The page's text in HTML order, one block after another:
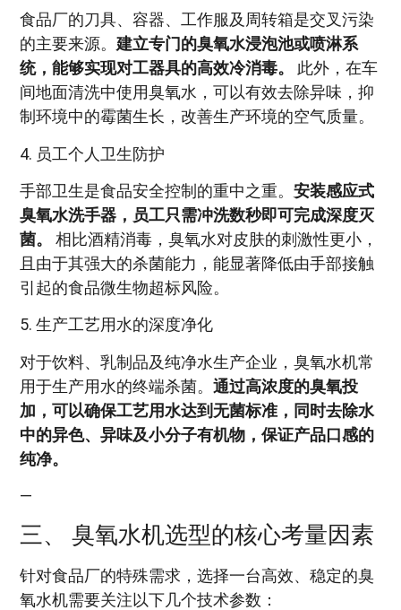
食品厂的刀具、容器、工作服及周转箱是交叉污染
的主要来源。 建立专门的臭氧水浸泡池或喷淋系
统，能够实现对工器具的高效冷消毒。
此外，在车
间地面清洗中使用臭氧水，可以有效去除异味，抑
制环境中的霉菌生长，改善生产环境的空气质量。
4. 员工个人卫生防护
手部卫生是食品安全控制的重中之重。 安装感应式
臭氧水洗手器，员工只需冲洗数秒即可完成深度灭
菌。
相比酒精消毒，臭氧水对皮肤的刺激性更小，
且由于其强大的杀菌能力，能显著降低由手部接触
引起的食品微生物超标风险。
5. 生产工艺用水的深度净化
对于饮料、乳制品及纯净水生产企业，臭氧水机常
用于生产用水的终端杀菌。 通过高浓度的臭氧投
加，可以确保工艺用水达到无菌标准，同时去除水
中的异色、异味及小分子有机物，保证产品口感的
纯净。
—
三、 臭氧水机选型的核心考量因素
针对食品厂的特殊需求，选择一台高效、稳定的臭
氧水机需要关注以下几个技术参数：